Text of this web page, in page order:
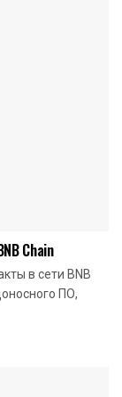
Chain
в сети BNB
ПО,